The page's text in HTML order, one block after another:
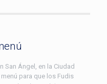
San Ángel, en la Ciudad
para que los Fudis